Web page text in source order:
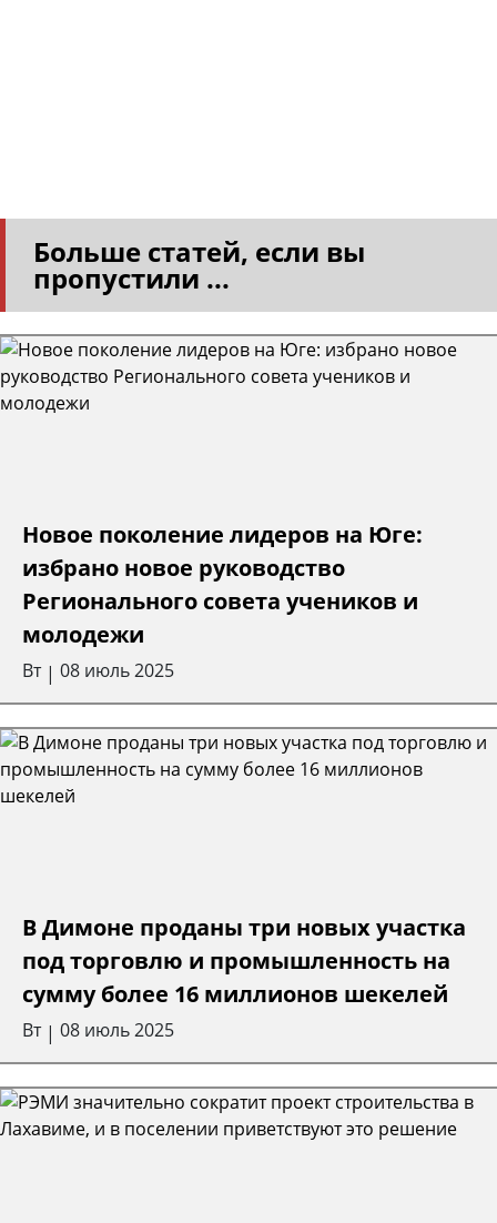
Больше статей, если вы
пропустили ...
Новое поколение лидеров на Юге:
избрано новое руководство
Регионального совета учеников и
молодежи
Вт| 08 июль 2025
В Димоне проданы три новых участка
под торговлю и промышленность на
сумму более 16 миллионов шекелей
Вт| 08 июль 2025